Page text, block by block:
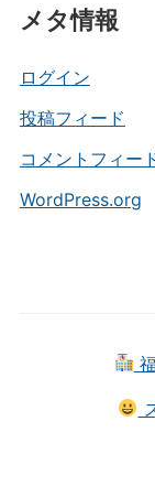
ゴ
ー
メタ情報
ログイン
投稿フィード
コメントフィー
WordPress.org